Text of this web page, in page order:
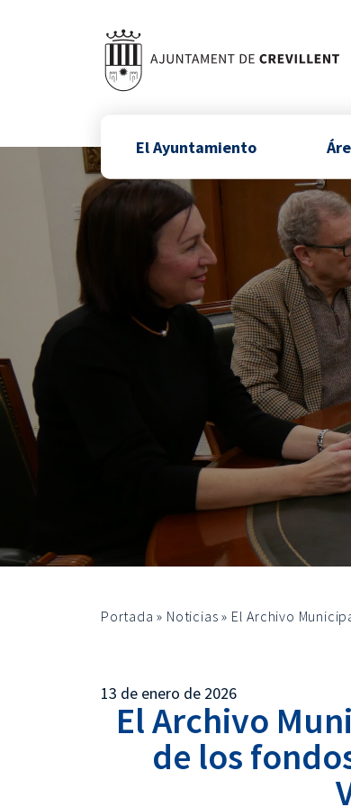
El Ayuntamiento
Portada » Noticias » El Archivo
13 de enero de 2026
El Archivo
de los